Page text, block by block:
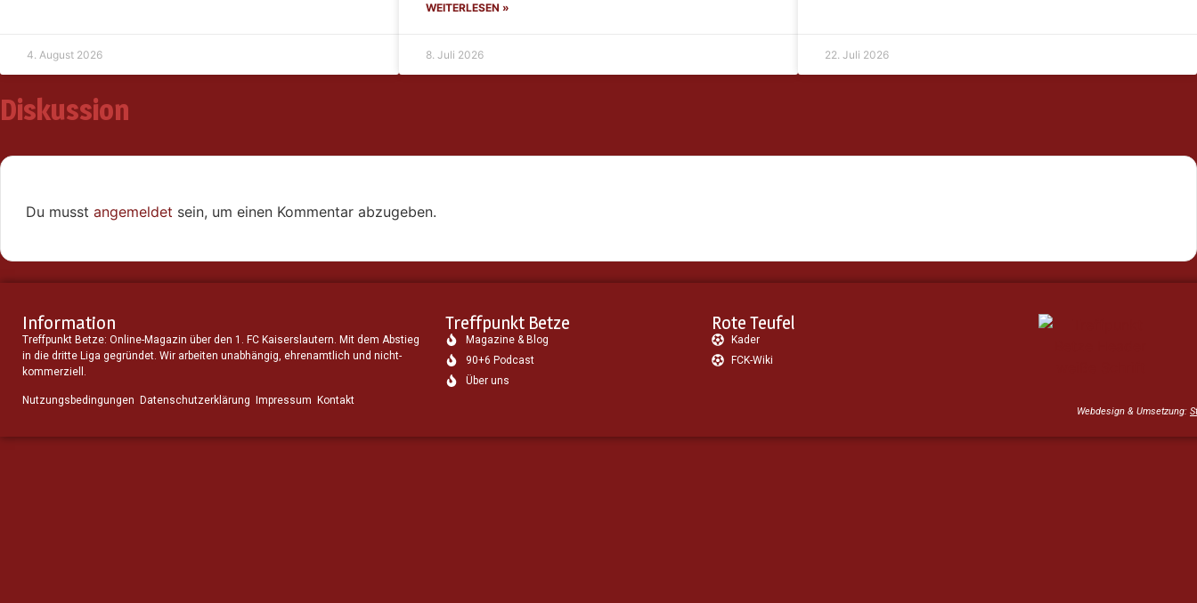
4. August 2026
WEITERLESEN »
8. Juli 2026 22. Juli 2026
Diskussion
Du musst angemeldet sein, um einen Kommentar abzugeben.
Information
Treffpunkt Betze: Online-Magazin über den 1. FC Kaiserslautern. Mit dem Abstieg
in die dritte Liga gegründet. Wir arbeiten unabhängig, ehrenamtlich und nicht-
kommerziell.
Nutzungsbedingungen Datenschutzerklärung Impressum Kontakt
Treffpunkt Betze
Magazine & Blog
90+6 Podcast
Über uns
Rote Teufel
Kader
FCK-Wiki
Webdesign & Umsetzung: